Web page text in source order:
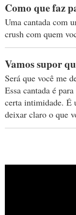
Como que faz
Uma cantada com
crush com quem
Vamos supor
Será que você me
Essa cantada é
certa intimidade. É
deixar claro o que